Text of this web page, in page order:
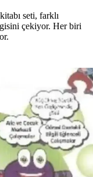
seti, farklı
çekiyor. Her biri